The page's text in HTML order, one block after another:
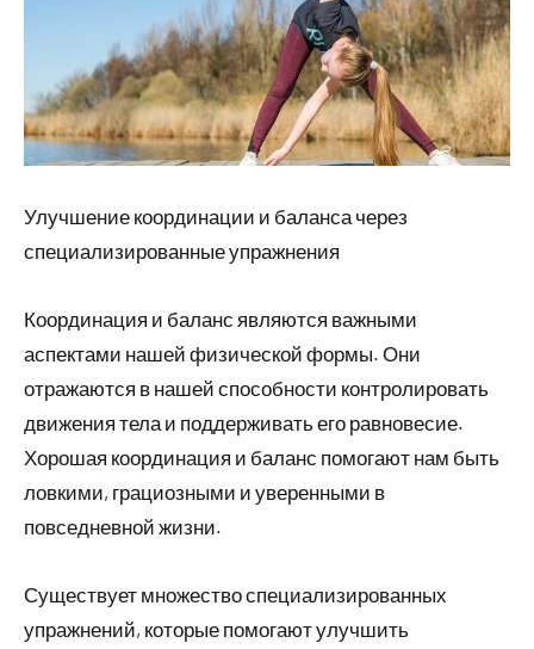
Улучшение координации и баланса через
специализированные упражнения
Координация и баланс являются важными
аспектами нашей физической формы. Они
отражаются в нашей способности контролировать
движения тела и поддерживать его равновесие.
Хорошая координация и баланс помогают нам быть
ловкими, грациозными и уверенными в
повседневной жизни.
Существует множество специализированных
упражнений, которые помогают улучшить